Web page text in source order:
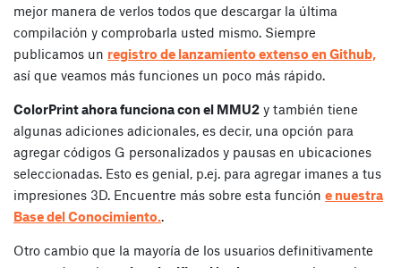
mejor manera de verlos todos que descargar la última
compilación y comprobarla usted mismo. Siempre
publicamos un registro de lanzamiento extenso en Github,
así que veamos más funciones un poco más rápido.
ColorPrint ahora funciona con el MMU2 y también tiene
algunas adiciones adicionales, es decir, una opción para
agregar códigos G personalizados y pausas en ubicaciones
seleccionadas. Esto es genial, p.ej. para agregar imanes a tus
impresiones 3D. Encuentre más sobre esta función e nuestra
Base del Conocimiento..
Otro cambio que la mayoría de los usuarios definitivamente